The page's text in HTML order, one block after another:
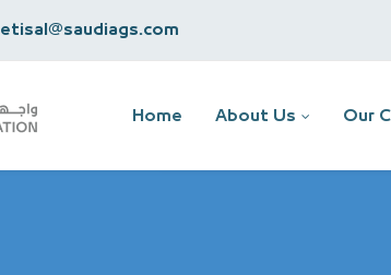
etisal@saudiags.com
Home About Us Our